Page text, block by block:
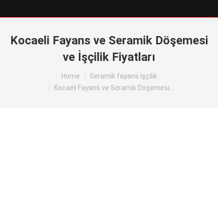
Kocaeli Fayans ve Seramik Döşemesi
ve İşçilik Fiyatları
Home
Seramik fayans işçilik
Kocaeli Fayans ve Seramik Döşemesi…